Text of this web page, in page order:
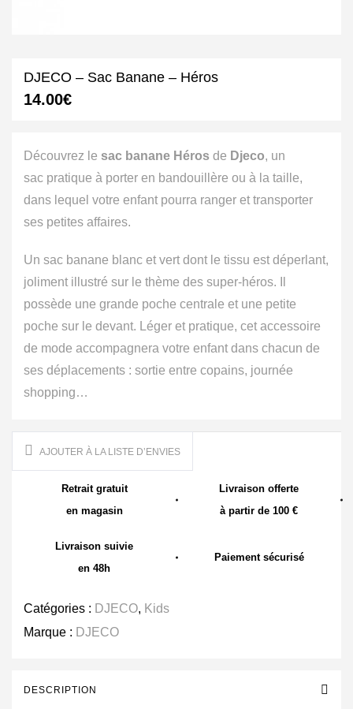
DJECO – Sac Banane – Héros
14.00€
Découvrez le sac banane Héros de Djeco, un
sac pratique à porter en bandouillère ou à la taille,
dans lequel votre enfant pourra ranger et transporter
ses petites affaires.
Un sac banane blanc et vert dont le tissu est déperlant,
joliment illustré sur le thème des super-héros. Il
possède une grande poche centrale et une petite
poche sur le devant. Léger et pratique, cet accessoire
de mode accompagnera votre enfant dans chacun de
ses déplacements : sortie entre copains, journée
shopping…
AJOUTER À LA LISTE D’ENVIES
Retrait gratuit
en magasin
Livraison offerte
à partir de 100 €
Livraison suivie
en 48h
Paiement sécurisé
Catégories : DJECO, Kids
Marque : DJECO
DESCRIPTION